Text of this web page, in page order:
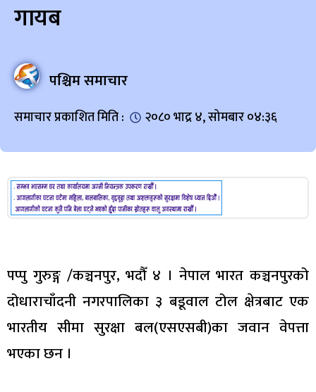
गायब
पश्चिम समाचार
समाचार प्रकाशित मिति : २०८० भाद्र ४, सोमबार ०४:३६
पप्पु गुरुङ्ग /कञ्चनपुर, भदौँ ४ । नेपाल भारत कञ्चनपुरको
दोधाराचाँदनी नगरपालिका ३ बडूवाल टोल क्षेत्रबाट एक
भारतीय सीमा सुरक्षा बल(एसएसबी)का जवान वेपत्ता
भएका छन ।